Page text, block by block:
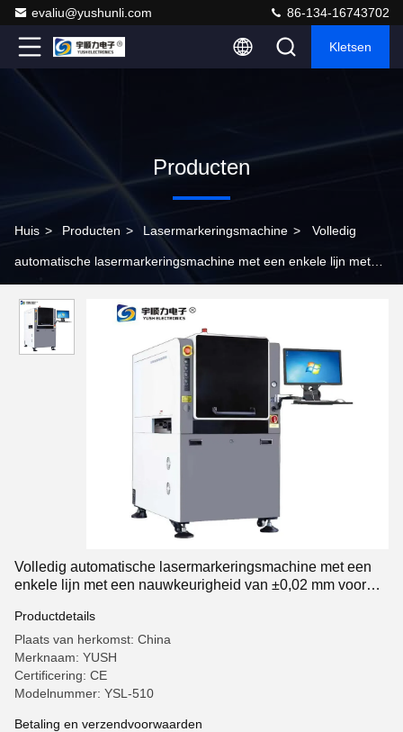
evaliu@yushunli.com 86-134-16743702
Kletsen
Producten
Huis > Producten > Lasermarkeringsmachine > Volledig
automatische lasermarkeringsmachine met een enkele lijn met
Volledig automatische lasermarkeringsmachine met een
enkele lijn met een nauwkeurigheid van ±0,02 mm voor
Productdetails
Plaats van herkomst: China
Merknaam: YUSH
Certificering: CE
Modelnummer: YSL-510
Betaling en verzendvoorwaarden